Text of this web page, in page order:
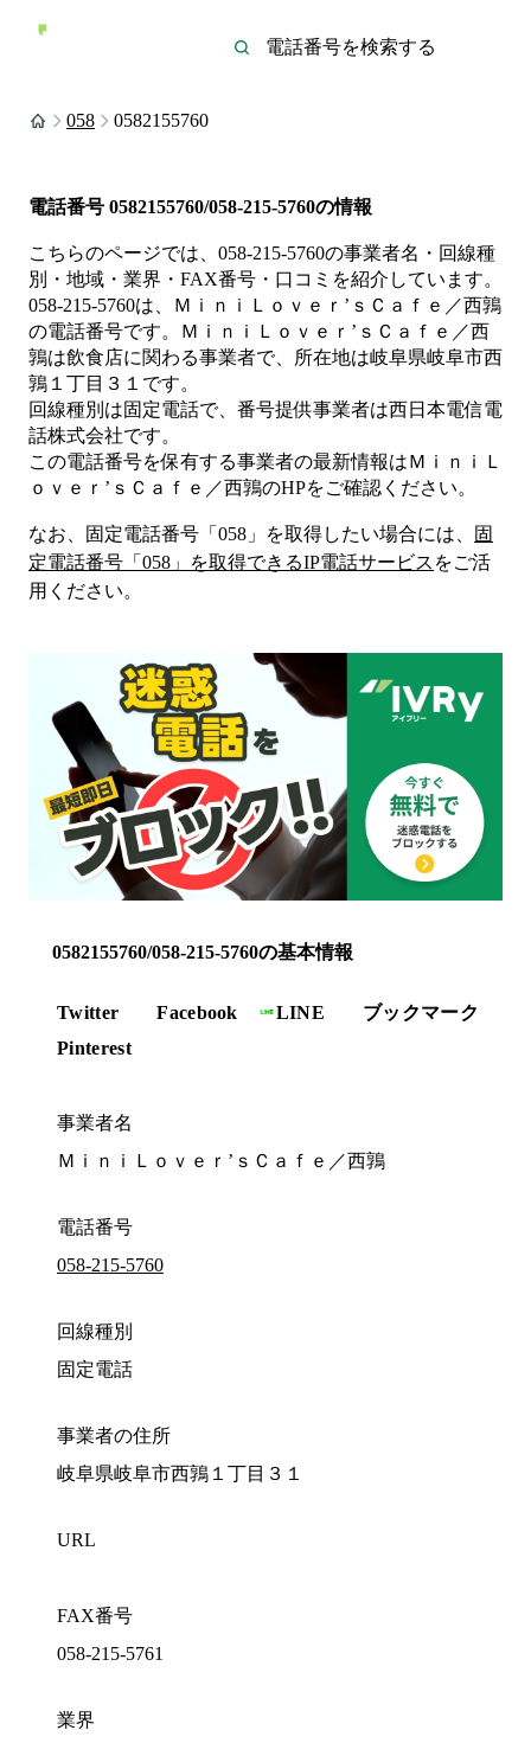
058 0582155760
電話番号 0582155760/058-215-5760の情報
こちらのページでは、 058-215-5760の事業者名・回線種
別・地域・業界・FAX番号・口コミを紹介しています。
058-215-5760は、
ＭｉｎｉＬｏｖｅｒ’ｓＣａｆｅ／西鶉
の電話番号です。
ＭｉｎｉＬｏｖｅｒ’ｓＣａｆｅ／西
鶉は飲食店に関わる事業者で、所在地は岐阜県岐阜市西
鶉１丁目３１ です。
回線種別は固定電話で、番号提供事業者は西日本電信電
話株式会社です。
この電話番号を保有する事業者の最新情報はＭｉｎｉＬ
ｏｖｅｒ’ｓＣａｆｅ／西鶉のHPをご確認ください。
なお、固定電話番号「 058 」を取得したい場合には、
固
定電話番号「 058 」を取得できるIP電話サービス をご活
用ください。
0582155760/058-215-5760の基本情報
Twitter Facebook LINE
ブックマーク
Pinterest
事業者名
ＭｉｎｉＬｏｖｅｒ’ｓＣａｆｅ／西鶉
電話番号
058-215-5760
回線種別
固定電話
事業者の住所
岐阜県岐阜市西鶉１丁目３１
URL
FAX番号
058-215-5761
業界